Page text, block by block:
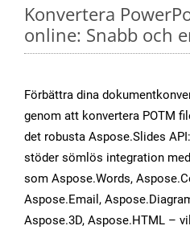
Konvertera
online: Snabb och
Förbättra dina
genom att konvertera POTM
det robusta Aspose.Slides
stöder sömlös integration
som Aspose.Words,
Aspose.Email,
Aspose.3D, Aspose.HTML –